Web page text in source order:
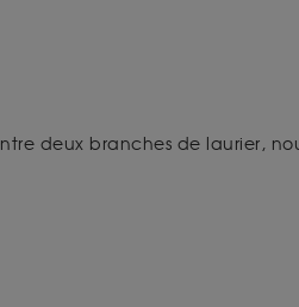
deux branches de laurier,